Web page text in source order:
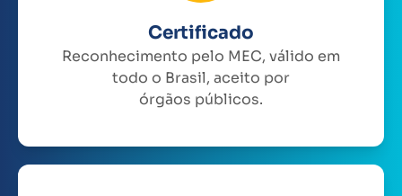
Certificado
Reconhecimento pelo MEC, válido em
todo o Brasil, aceito por
órgãos públicos.